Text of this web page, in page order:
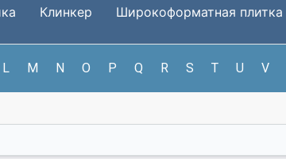
Клинкер Широкоформатная плитка
L M N O P Q R S T U V